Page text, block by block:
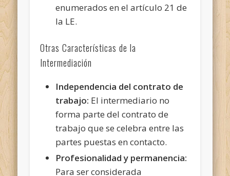
enumerados en el artículo 21 de
la LE.
Otras Características de la
Intermediación
Independencia del contrato de
trabajo: El intermediario no
forma parte del contrato de
trabajo que se celebra entre las
partes puestas en contacto.
Profesionalidad y permanencia:
Para ser considerada